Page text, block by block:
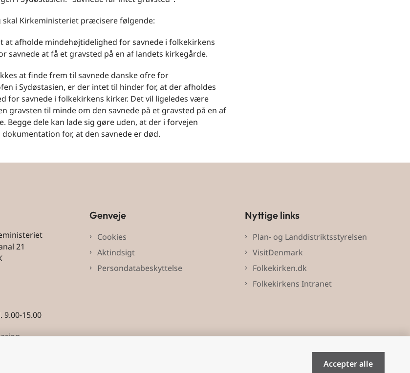
skal Kirkeministeriet præcisere følgende:
at afholde mindehøjtidelighed for savnede i folkekirkens
savnede at få et gravsted på en af landets kirkegårde.
at finde frem til savnede danske ofre for
i Sydøstasien, er der intet til hinder for, at der afholdes
for savnede i folkekirkens kirker. Det vil ligeledes være
gravsten til minde om den savnede på et gravsted på en af
Begge dele kan lade sig gøre uden, at der i forvejen
for, at den savnede er død.
21
15.00
Genveje
Cookies
Aktindsigt
Persondatabeskyttelse
Nyttige links
Plan- og Landdistriktsstyrelsen
VisitDenmark
Folkekirken.dk
Folkekirkens Intranet
Accepter alle